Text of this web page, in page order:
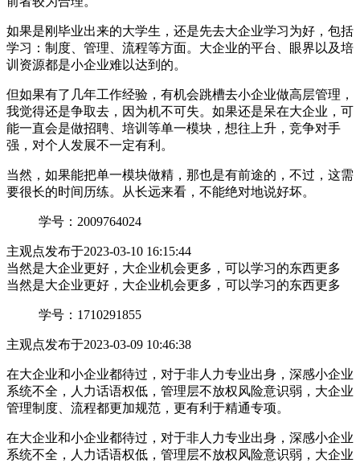
如果是刚毕业出来的大学生，还是先去大企业学习为好，包括
学习：制度、管理、流程等方面。大企业的平台、眼界以及培
训资源都是小企业难以达到的。
但如果有了几年工作经验，有机会跳槽去小企业做高层管理，
我觉得还是争取去，因为机不可失。如果还是呆在大企业，可
能一直会是做招聘、培训等单一模块，想往上升，竞争对手
强，对个人发展不一定有利。
当然，如果能把单一模块做精，那也是有前途的，不过，这需
要很长的时间历练。从长远来看，不能绝对地说好坏。
学号：2009764024
主观点发布于2023-03-10 16:15:44
当然是大企业更好，大企业机会更多，可以学习的东西更多
当然是大企业更好，大企业机会更多，可以学习的东西更多
学号：1710291855
主观点发布于2023-03-09 10:46:38
在大企业和小企业都待过，对于非人力专业出身，深感小企业
系统不全，人力话语权低，管理层不放权风险意识弱，大企业
管理制度、流程都更加规范，更有利于精通专项。
在大企业和小企业都待过，对于非人力专业出身，深感小企业
系统不全，人力话语权低，管理层不放权风险意识弱，大企业